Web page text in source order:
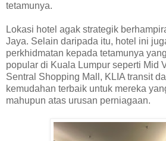
tetamunya.
Lokasi hotel agak strategik
Jaya. Selain daripada itu, hotel ini
perkhidmatan kepada tetamunya
popular di Kuala Lumpur seperti Mid
Sentral Shopping Mall, KLIA transit
kemudahan terbaik untuk mereka
mahupun atas urusan perniagaan.